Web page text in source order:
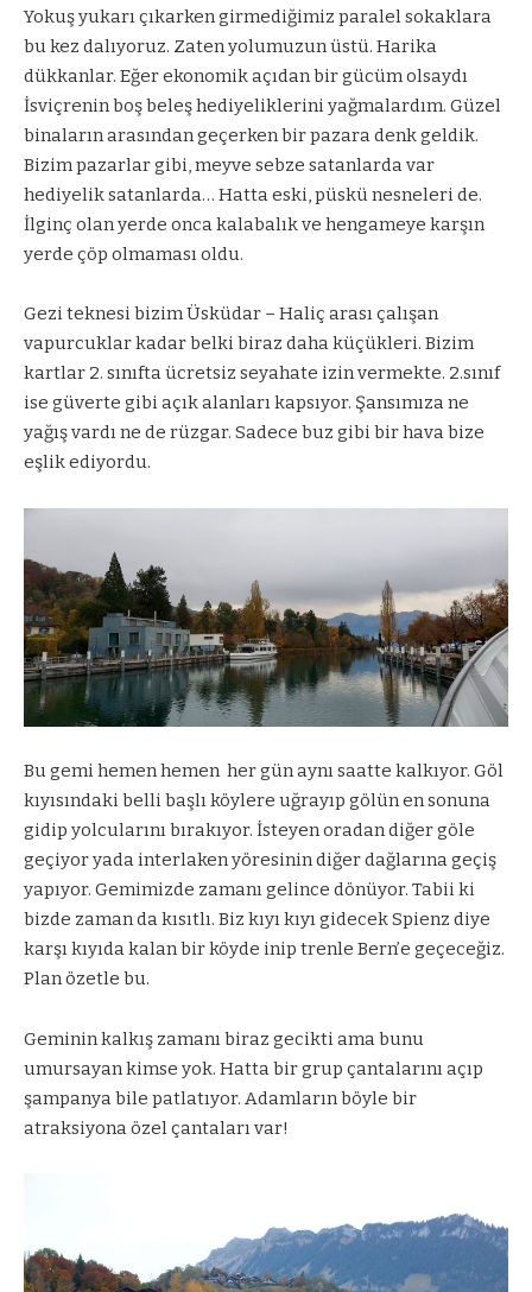
Yokuş yukarı çıkarken girmediğimiz paralel sokaklara
bu kez dalıyoruz. Zaten yolumuzun üstü. Harika
dükkanlar. Eğer ekonomik açıdan bir gücüm olsaydı
İsviçrenin boş beleş hediyeliklerini yağmalardım. Güzel
binaların arasından geçerken bir pazara denk geldik.
Bizim pazarlar gibi, meyve sebze satanlarda var
hediyelik satanlarda… Hatta eski, püskü nesneleri de.
İlginç olan yerde onca kalabalık ve hengameye karşın
yerde çöp olmaması oldu.
Gezi teknesi bizim Üsküdar – Haliç arası çalışan
vapurcuklar kadar belki biraz daha küçükleri. Bizim
kartlar 2. sınıfta ücretsiz seyahate izin vermekte. 2.sınıf
ise güverte gibi açık alanları kapsıyor. Şansımıza ne
yağış vardı ne de rüzgar. Sadece buz gibi bir hava bize
eşlik ediyordu.
Bu gemi hemen hemen her gün aynı saatte kalkıyor. Göl
kıyısındaki belli başlı köylere uğrayıp gölün en sonuna
gidip yolcularını bırakıyor. İsteyen oradan diğer göle
geçiyor yada interlaken yöresinin diğer dağlarına geçiş
yapıyor. Gemimizde zamanı gelince dönüyor. Tabii ki
bizde zaman da kısıtlı. Biz kıyı kıyı gidecek Spienz diye
karşı kıyıda kalan bir köyde inip trenle Bern’e geçeceğiz.
Plan özetle bu.
Geminin kalkış zamanı biraz gecikti ama bunu
umursayan kimse yok. Hatta bir grup çantalarını açıp
şampanya bile patlatıyor. Adamların böyle bir
atraksiyona özel çantaları var!